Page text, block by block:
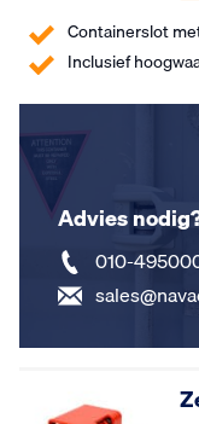
Containerslot
Inclusief
Advies
010-